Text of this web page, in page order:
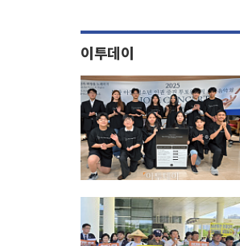
이투데이